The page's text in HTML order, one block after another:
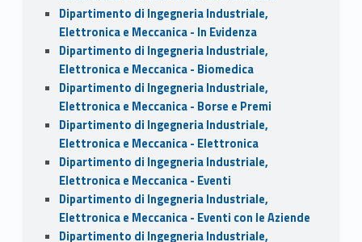
Dipartimento di Ingegneria Industriale,
Elettronica e Meccanica - In Evidenza
Dipartimento di Ingegneria Industriale,
Elettronica e Meccanica - Biomedica
Dipartimento di Ingegneria Industriale,
Elettronica e Meccanica - Borse e Premi
Dipartimento di Ingegneria Industriale,
Elettronica e Meccanica - Elettronica
Dipartimento di Ingegneria Industriale,
Elettronica e Meccanica - Eventi
Dipartimento di Ingegneria Industriale,
Elettronica e Meccanica - Eventi con le Aziende
Dipartimento di Ingegneria Industriale,